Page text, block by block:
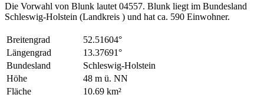
Die Vorwahl von Blunk lautet 04557. Blunk liegt im Bundesland
Schleswig-Holstein (Landkreis ) und hat ca. 590 Einwohner.
Breitengrad
52.51604°
Längengrad
13.37691°
Bundesland
Schleswig-Holstein
Höhe
48 m ü. NN
Fläche
10.69 km²